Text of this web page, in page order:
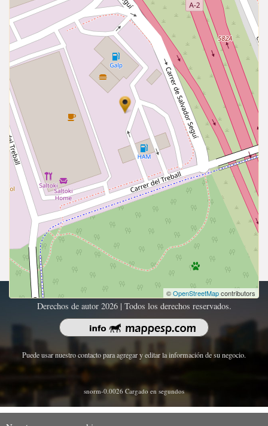
©OpenStreetMapcontributors
Derechos de autor 2026 | Todos los derechos reservados.
Puede usar nuestro contacto para agregar y editar la información de su negocio.
snorm-0.0026 Cargado en segundos